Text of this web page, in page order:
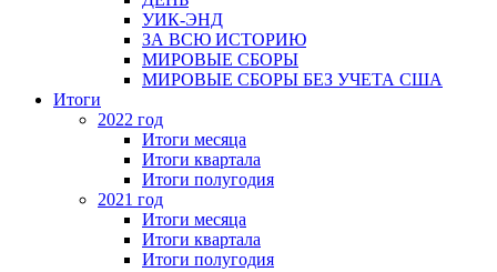
УИК-ЭНД
ЗА ВСЮ ИСТОРИЮ
МИРОВЫЕ СБОРЫ
МИРОВЫЕ СБОРЫ БЕЗ УЧЕТА США
Итоги
2022 год
Итоги месяца
Итоги квартала
Итоги полугодия
2021 год
Итоги месяца
Итоги квартала
Итоги полугодия